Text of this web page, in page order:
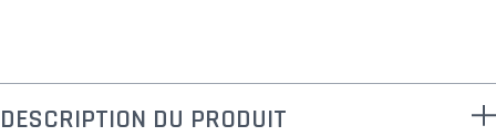
DESCRIPTION DU PRODUIT